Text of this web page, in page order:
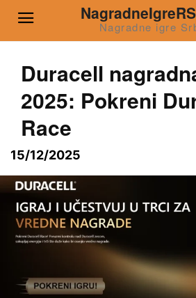
Nagradne igre
Duracell
2025: Pokreni
Race
15/12/2025